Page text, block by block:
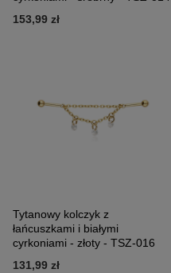
153,99 zł
Tytanowy kolczyk z
łańcuszkami i białymi
cyrkoniami - złoty - TSZ-016
131,99 zł